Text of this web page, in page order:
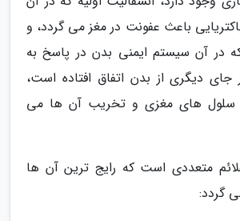
باعث عفونت در مغز می گردد، و
که در آن سیستم ایمنی بدن در پاسخ به
دیگری از بدن اتفاق افتاده است،
سلول های مغزی و تخریب آن ها می
متعددی است که رایج ترین آن ها
گردد: